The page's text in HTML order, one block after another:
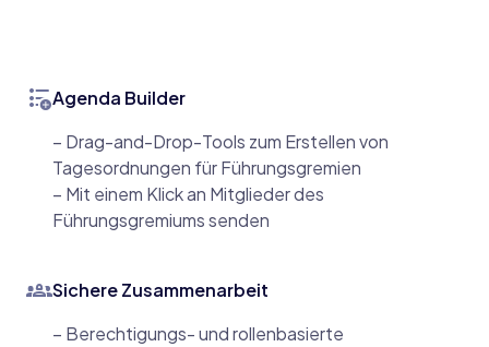
format_list_bulleted_addAgenda Builder
– Drag-and-Drop-Tools zum Erstellen von
Tagesordnungen für Führungsgremien
– Mit einem Klick an Mitglieder des
Führungsgremiums senden
groups_2Sichere Zusammenarbeit
– Berechtigungs- und rollenbasierte